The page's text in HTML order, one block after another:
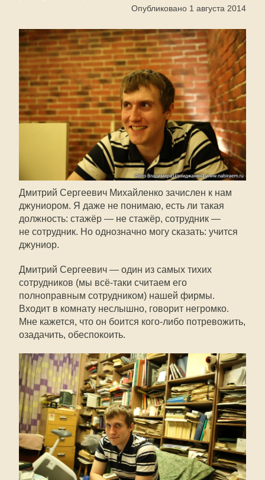
Опубликовано 1 августа 2014
Дмитрий Сергеевич Михайленко зачислен к нам
джуниором. Я даже не понимаю, есть ли такая
должность: стажёр — не стажёр, сотрудник —
не сотрудник. Но однозначно могу сказать: учится
джуниор.
Дмитрий Сергеевич — один из самых тихих
сотрудников (мы всё-таки считаем его
полноправным сотрудником) нашей фирмы.
Входит в комнату неслышно, говорит негромко.
Мне кажется, что он боится кого-либо потревожить,
озадачить, обеспокоить.